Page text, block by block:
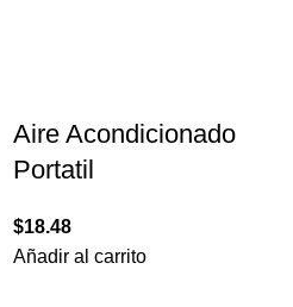
Aire Acondicionado
Portatil
$18.48
Añadir al carrito